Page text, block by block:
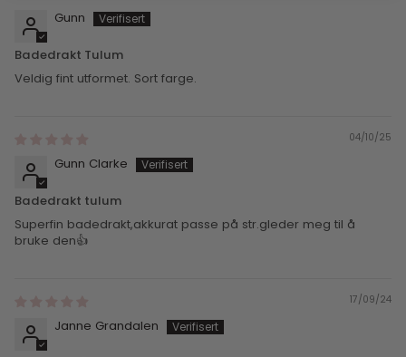
Gunn
Badedrakt Tulum
Veldig fint utformet. Sort farge.
04/10/25
Gunn Clarke
Badedrakt tulum
Superfin badedrakt,akkurat passe på str.gleder meg til å
bruke den👍
17/09/24
Janne Grandalen